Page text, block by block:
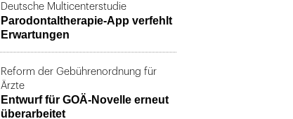
Deutsche Multicenterstudie
Parodontaltherapie-App verfehlt
Erwartungen
Reform der Gebührenordnung für
Ärzte
Entwurf für GOÄ-Novelle erneut
überarbeitet